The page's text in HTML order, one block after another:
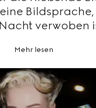
verwoben
Mehr lesen